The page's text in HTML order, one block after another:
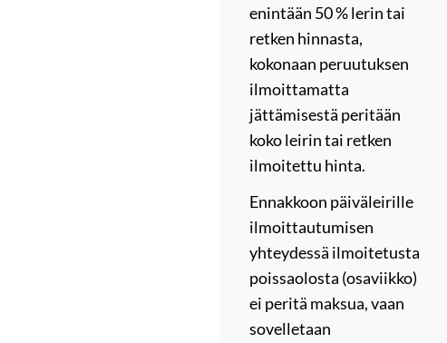
enintään 50 % lerin tai
retken hinnasta,
kokonaan peruutuksen
ilmoittamatta
jättämisestä peritään
koko leirin tai retken
ilmoitettu hinta.
Ennakkoon päiväleirille
ilmoittautumisen
yhteydessä ilmoitetusta
poissaolosta (osaviikko)
ei peritä maksua, vaan
sovelletaan